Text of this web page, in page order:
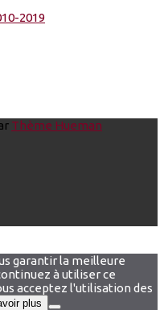
2019
Thème Hueman
garantir la meilleure
à utiliser ce
acceptez l'utilisation des
plus